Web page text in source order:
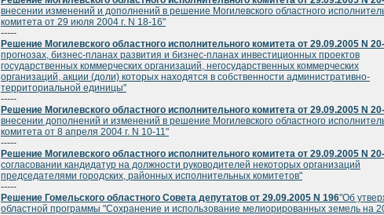
внесении изменений и дополнений в решение Могилевского областного
комитета от 29 июля 2004 г. N 18-16"
-----
Решение Могилевского областного исполнительного комитета от 29.09.2005 N
прогнозах, бизнес-планах развития и бизнес-планах инвестиционных проектов
государственных коммерческих организаций, негосударственных коммерческих
организаций, акции (доли) которых находятся в собственности административно-
территориальной единицы"
-----
Решение Могилевского областного исполнительного комитета от 29.09.2005 N
внесении дополнений и изменений в решение Могилевского областного
комитета от 8 апреля 2004 г. N 10-11"
-----
Решение Могилевского областного исполнительного комитета от 29.09.2005 N
согласовании кандидатур на должности руководителей некоторых организаций
председателями городских, районных исполнительных комитетов"
-----
Решение Гомельского областного Совета депутатов от 29.09.2005 N 196"Об
областной программы "Сохранение и использование мелиорированных земель на